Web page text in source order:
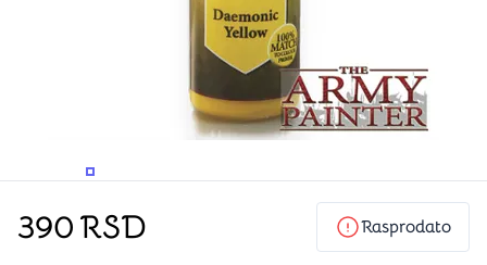
PROMENITE UGAO GLEDANJAPROMENITE UGAO GLEDANJA
390RSD Rasprodato